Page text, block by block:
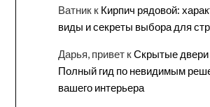
Ватник к Кирпич рядовой:
виды и секреты выбора для
Дарья, привет кСкрытые двери
Полный гид по невидимым
вашего интерьера